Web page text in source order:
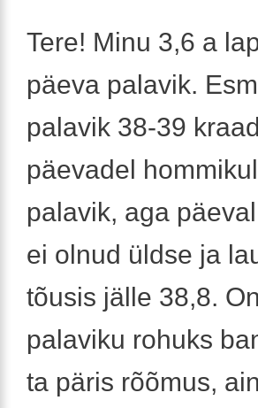
Tere! Minu 3,6 a
päeva palavik.
palavik 38-39
päevadel
palavik, aga
ei olnud üldse ja
tõusis jälle 38,8.
palaviku rohuks
ta päris rõõmus,